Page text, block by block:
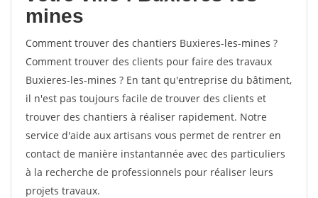
mines
Comment trouver des chantiers Buxieres-les-mines ?
Comment trouver des clients pour faire des travaux
Buxieres-les-mines ? En tant qu'entreprise du bâtiment,
il n'est pas toujours facile de trouver des clients et
trouver des chantiers à réaliser rapidement. Notre
service d'aide aux artisans vous permet de rentrer en
contact de manière instantannée avec des particuliers
à la recherche de professionnels pour réaliser leurs
projets travaux.